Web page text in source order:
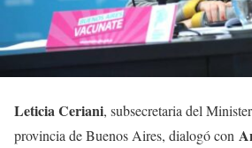
Leticia Ceriani, subsecretaria del
provincia de Buenos Aires, dialogó con